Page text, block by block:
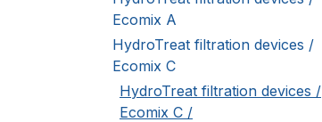
Ecomix A
HydroTreat filtration devices /
Ecomix C
HydroTreat filtration devices /
Ecomix C /